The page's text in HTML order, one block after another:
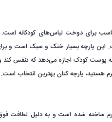
برای دوخت لباس‌های کودکانه
این پارچه بسیار خنک و سبک است و
پوست کودک اجازه می‌دهد که تنفس
پارچه کتان بهترین انتخاب است.
ساخته شده است و به دلیل لطافت